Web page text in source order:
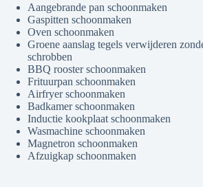
Aangebrande pan schoonmaken
Gaspitten schoonmaken
Oven schoonmaken
Groene aanslag tegels verwijderen
schrobben
BBQ rooster schoonmaken
Frituurpan schoonmaken
Airfryer schoonmaken
Badkamer schoonmaken
Inductie kookplaat schoonmaken
Wasmachine schoonmaken
Magnetron schoonmaken
Afzuigkap schoonmaken